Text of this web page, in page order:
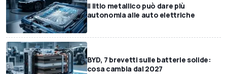
Il litio metallico può dare più
autonomia alle auto elettriche
BYD, 7 brevetti sulle batterie solide:
cosa cambia dal 2027